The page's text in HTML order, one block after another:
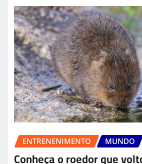
ENTRENENIMENTO MUNDO
Conheça o roedor que